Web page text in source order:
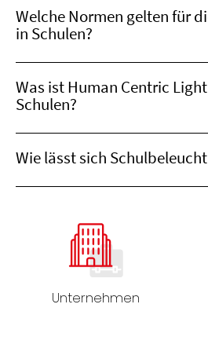
Welche Normen gelten für
in Schulen?
Was ist Human Centric
Schulen?
Wie lässt sich
Unternehmen